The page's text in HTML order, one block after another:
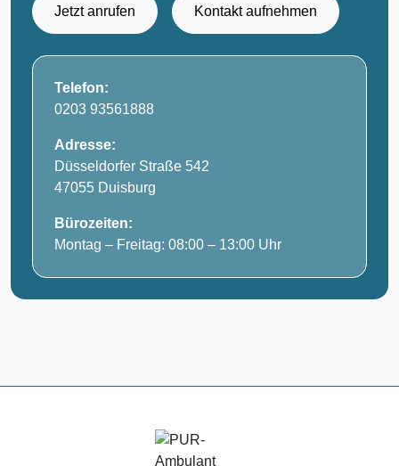
Jetzt anrufen Kontakt aufnehmen
Telefon:
0203 93561888
Adresse:
Düsseldorfer Straße 542
47055 Duisburg
Bürozeiten:
Montag – Freitag: 08:00 – 13:00 Uhr